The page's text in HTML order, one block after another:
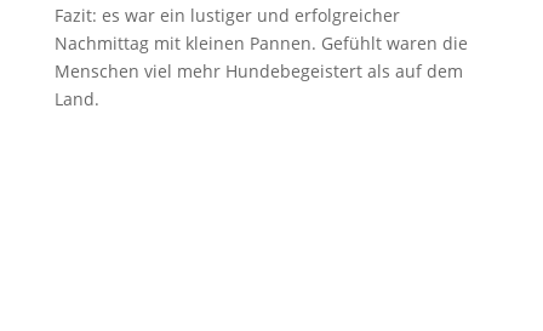
Fazit: es war ein lustiger und erfolgreicher
Nachmittag mit kleinen Pannen. Gefühlt waren die
Menschen viel mehr Hundebegeistert als auf dem
Land.